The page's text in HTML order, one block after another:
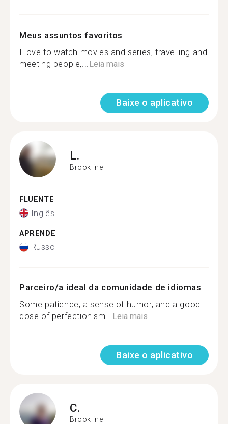
Meus assuntos favoritos
I love to watch movies and series, travelling and
meeting people,...Leia mais
Baixe o aplicativo
L.
Brookline
FLUENTE
Inglês
APRENDE
Russo
Parceiro/a ideal da comunidade de idiomas
Some patience, a sense of humor, and a good
dose of perfectionism...Leia mais
Baixe o aplicativo
C.
Brookline